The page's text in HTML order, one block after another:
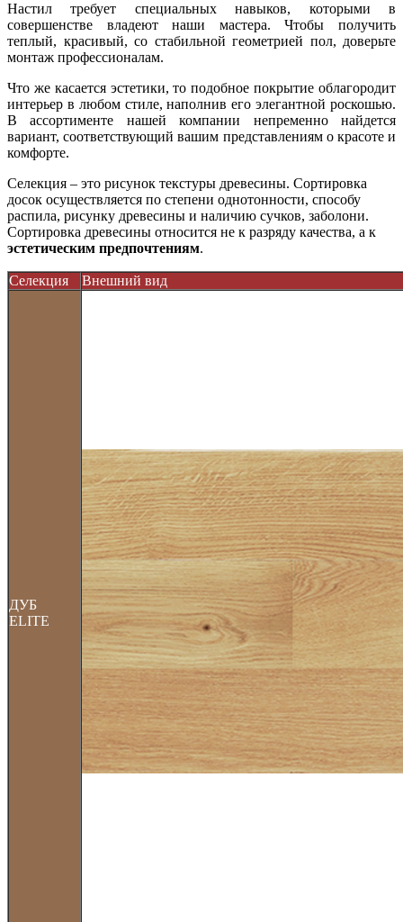
Настил требует специальных навыков, которыми в
совершенстве владеют наши мастера. Чтобы получить
теплый, красивый, со стабильной геометрией пол, доверьте
монтаж профессионалам.
Что же касается эстетики, то подобное покрытие облагородит
интерьер в любом стиле, наполнив его элегантной роскошью.
В ассортименте нашей компании непременно найдется
вариант, соответствующий вашим представлениям о красоте и
комфорте.
Селекция – это рисунок текстуры древесины. Сортировка
досок осуществляется по степени однотонности, способу
распила, рисунку древесины и наличию сучков, заболони.
Сортировка древесины относится не к разряду качества, а к
эстетическим предпочтениям.
Селекция Внешний вид
ДУБ
ELITE